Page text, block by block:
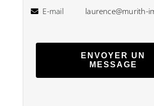
E-mail laurence@murith-
ENVOYER UN
MESSAGE